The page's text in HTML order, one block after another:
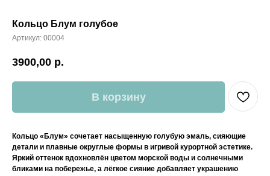
Кольцо Блум голубое
Артикул: 00004
3900,00 р.
В корзину
Кольцо «Блум» сочетает насыщенную голубую эмаль, сияющие
детали и плавные округлые формы в игривой курортной эстетике.
Яркий оттенок вдохновлён цветом морской воды и солнечными
бликами на побережье, а лёгкое сияние добавляет украшению